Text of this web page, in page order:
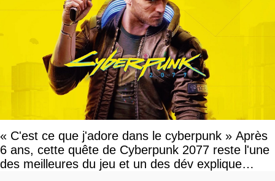
« C'est ce que j'adore dans le cyberpunk » Après
6 ans, cette quête de Cyberpunk 2077 reste l'une
des meilleures du jeu et un des dév explique